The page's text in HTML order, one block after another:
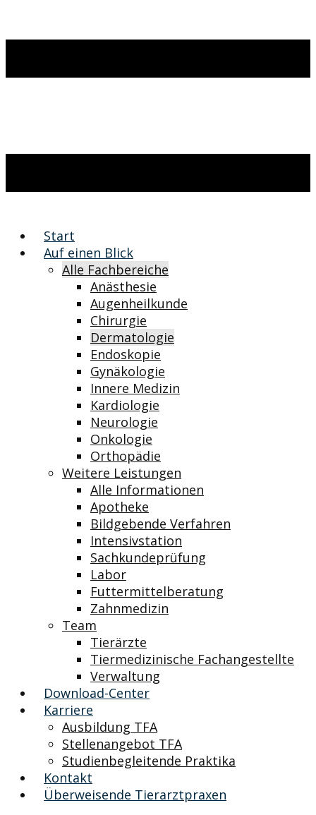
Start
Auf einen Blick
Alle Fachbereiche
Anästhesie
Augenheilkunde
Chirurgie
Dermatologie
Endoskopie
Gynäkologie
Innere Medizin
Kardiologie
Neurologie
Onkologie
Orthopädie
Weitere Leistungen
Alle Informationen
Apotheke
Bildgebende Verfahren
Intensivstation
Sachkundeprüfung
Labor
Futtermittelberatung
Zahnmedizin
Team
Tierärzte
Tiermedizinische Fachangestellte
Verwaltung
Download-Center
Karriere
Ausbildung TFA
Stellenangebot TFA
Studienbegleitende Praktika
Kontakt
Überweisende Tierarztpraxen